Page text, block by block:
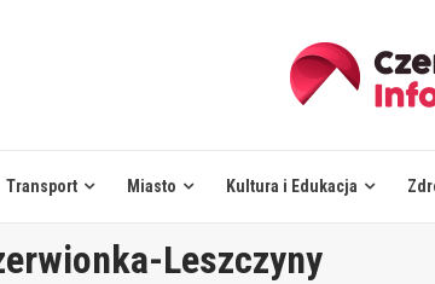
Transport Miasto Kultura i Edukacja
Leszczyny